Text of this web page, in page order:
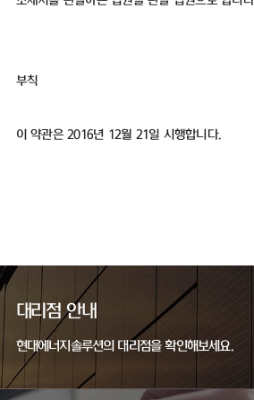
부칙
이 약관은 2016년 12월 21일 시행합니다.
대리점 안내
현대에너지솔루션의 대리점을 확인해보세요.